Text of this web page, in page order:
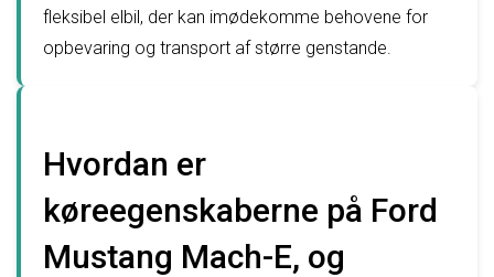
fleksibel elbil, der kan imødekomme behovene for
opbevaring og transport af større genstande.
Hvordan er
køreegenskaberne på Ford
Mustang Mach-E, og